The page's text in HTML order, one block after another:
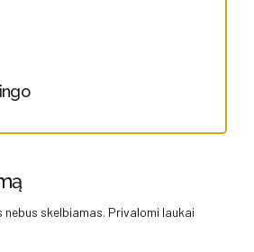
skelbiamas. Privalomi laukai